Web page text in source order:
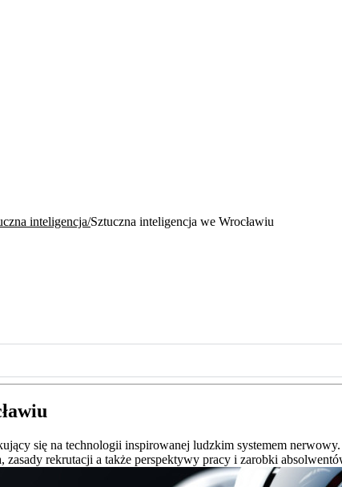
inteligencja Sztuczna inteligencja we Wrocławiu
się na technologii inspirowanej ludzkim systemem
zasady rekrutacji a także perspektywy pracy i zarobki